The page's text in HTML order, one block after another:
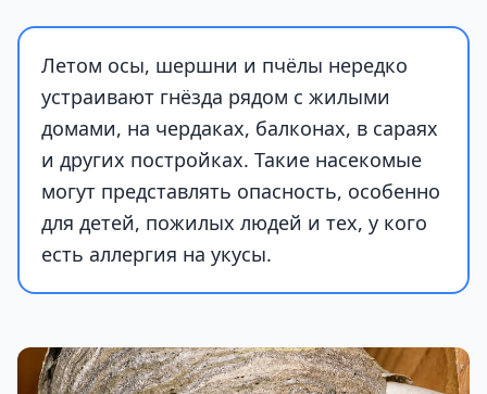
Летом осы, шершни и пчёлы нередко
устраивают гнёзда рядом с жилыми
домами, на чердаках, балконах, в сараях
и других постройках. Такие насекомые
могут представлять опасность, особенно
для детей, пожилых людей и тех, у кого
есть аллергия на укусы.